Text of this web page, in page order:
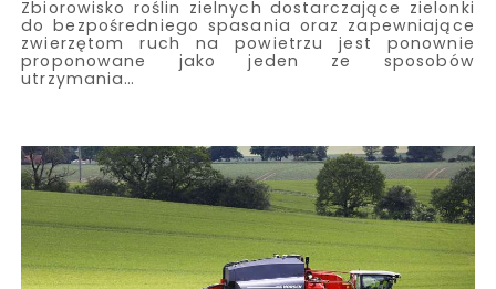
Zbiorowisko roślin zielnych dostarczające zielonki
do bezpośredniego spasania oraz zapewniające
zwierzętom ruch na powietrzu jest ponownie
proponowane jako jeden ze sposobów
utrzymania…